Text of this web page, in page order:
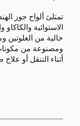
تمتلئ ألواح جوز
الاستوائية
خالية من الغلوتين
أثناء التنقل أو